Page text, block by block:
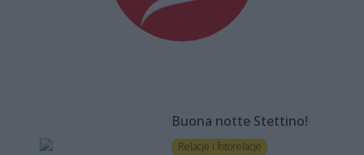
Buona notte Stettino!
Relacje i fotorelacje